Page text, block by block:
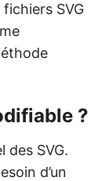
SVG
?
des SVG.
d’un